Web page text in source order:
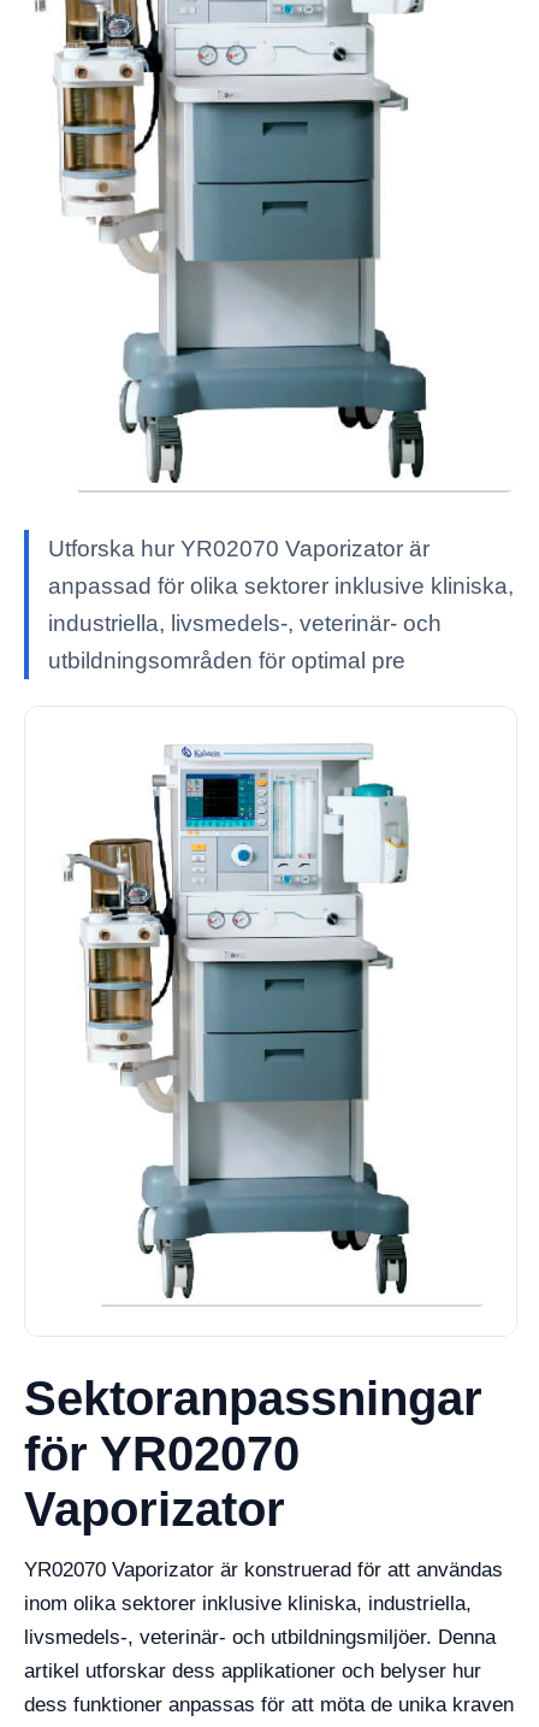
Utforska hur YR02070 Vaporizator är
anpassad för olika sektorer inklusive kliniska,
industriella, livsmedels-, veterinär- och
utbildningsområden för optimal pre
Sektoranpassningar
för YR02070
Vaporizator
YR02070 Vaporizator är konstruerad för att användas
inom olika sektorer inklusive kliniska, industriella,
livsmedels-, veterinär- och utbildningsmiljöer. Denna
artikel utforskar dess applikationer och belyser hur
dess funktioner anpassas för att möta de unika kraven